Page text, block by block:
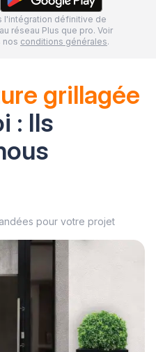
l'intégration définitive de
réseau Plus que pro. Voir
nos conditions générales.
grillagée
: Ils
pour votre projet